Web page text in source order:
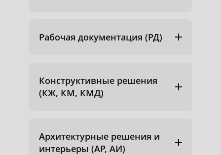
Рабочая документация (РД)
Конструктивные решения
(КЖ, КМ, КМД)
Архитектурные решения и
интерьеры (АР, АИ)